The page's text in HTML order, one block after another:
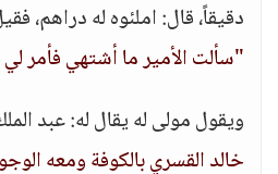
دقيقاً، قال: املئوه له دراهم،
"سألت الأمير ما أشتهي فأمر
ويقول مولى له يقال له: عبد
خالد القسري بالكوفة ومعه